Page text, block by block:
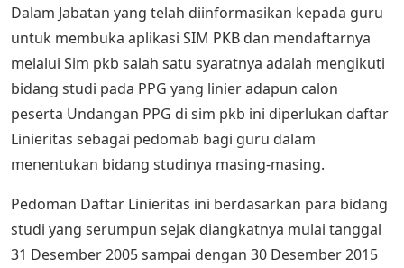
Dalam Jabatan yang telah diinformasikan kepada guru
untuk membuka aplikasi SIM PKB dan mendaftarnya
melalui Sim pkb salah satu syaratnya adalah mengikuti
bidang studi pada PPG yang linier adapun calon
peserta Undangan PPG di sim pkb ini diperlukan daftar
Linieritas sebagai pedomab bagi guru dalam
menentukan bidang studinya masing-masing.
Pedoman Daftar Linieritas ini berdasarkan para bidang
studi yang serumpun sejak diangkatnya mulai tanggal
31 Desember 2005 sampai dengan 30 Desember 2015